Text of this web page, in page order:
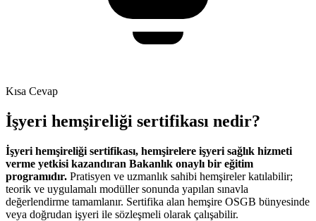
Kısa Cevap
İşyeri hemşireliği sertifikası nedir?
İşyeri hemşireliği sertifikası, hemşirelere işyeri sağlık hizmeti
verme yetkisi kazandıran Bakanlık onaylı bir eğitim
programıdır. Pratisyen ve uzmanlık sahibi hemşireler katılabilir;
teorik ve uygulamalı modüller sonunda yapılan sınavla
değerlendirme tamamlanır. Sertifika alan hemşire OSGB bünyesinde
veya doğrudan işyeri ile sözleşmeli olarak çalışabilir.